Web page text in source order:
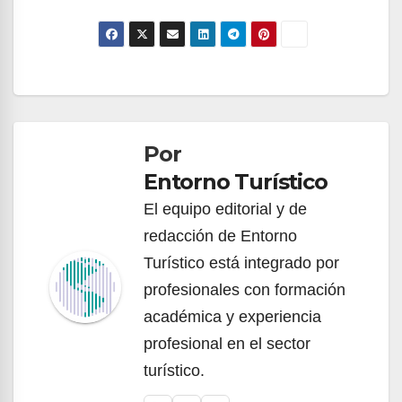
entradasPor
Entorno Turístico
El equipo editorial y de
redacción de Entorno
Turístico está integrado por
profesionales con formación
académica y experiencia
profesional en el sector
turístico.